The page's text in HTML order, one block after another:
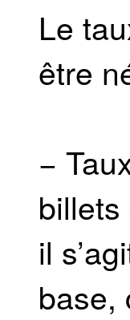
Le
être
−
il
base,